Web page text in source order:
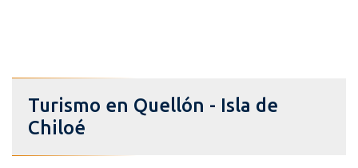
Turismo en Quellón - Isla de
Chiloé